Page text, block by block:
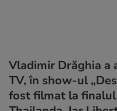
Vladimir Drăghia a
TV, în show-ul
fost filmat la